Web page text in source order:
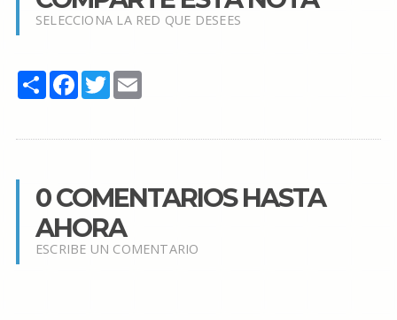
SELECCIONA LA RED QUE DESEES
Share Facebook
TwitterEmail
0 COMENTARIOS HASTA
AHORA
ESCRIBE UN COMENTARIO